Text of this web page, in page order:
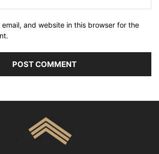
email, and website in this browser for the